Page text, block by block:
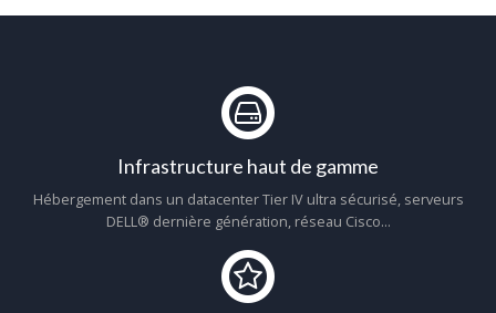
Infrastructure haut de gamme
Hébergement dans un datacenter Tier IV ultra sécurisé, serveurs
DELL® dernière génération, réseau Cisco...